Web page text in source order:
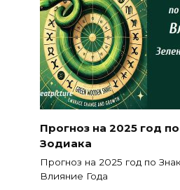
Прогноз на 2025 год
Зодиака
Прогноз на 2025 год по
Влияние Года